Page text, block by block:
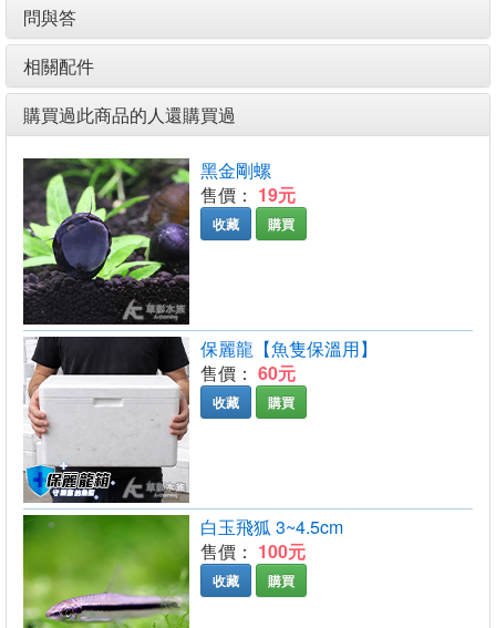
問與答
相關配件
購買過此商品的人還購買過
黑金剛螺
售價： 19元
收藏 購買
保麗龍【魚隻保溫用】
售價： 60元
收藏 購買
白玉飛狐 3~4.5cm
售價： 100元
收藏 購買